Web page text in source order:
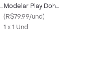
Modelar Play Doh
Smoothies Coloridos
F9142
(R$79.99/und)
1 x 1 Und